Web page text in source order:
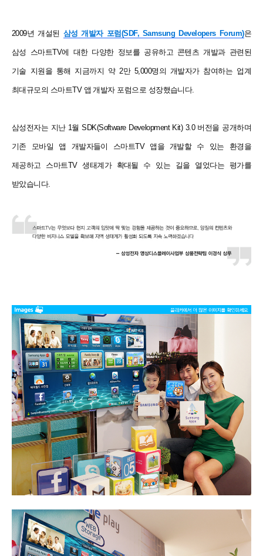
2009년 개설된 삼성 개발자 포럼 (SDF, Samsung Developers Forum)은
삼성 스마트TV에 대한 다양한 정보를 공유하고 콘텐츠 개발과 관련된
기술 지원을 통해 지금까지 약2만5,000명의 개발자가 참여하는 업계
최대규모의 스마트TV 앱 개발자 포럼으로 성장했습니다.
삼성전자는 지난1월 SDK(Software Development Kit) 3.0 버전을 공개하며
기존 모바일 앱 개발자들이 스마트TV앱을 개발할 수 있는 환경을
제공하고 스마트TV생태계가 확대될 수 있는 길을 열었다는 평가를
받았습니다.